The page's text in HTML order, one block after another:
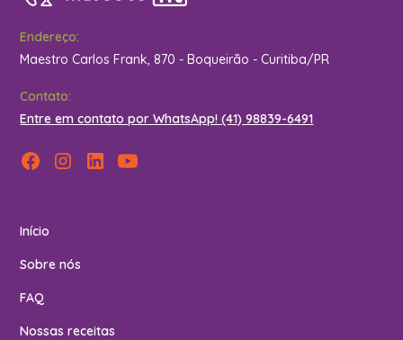
Endereço:
Maestro Carlos Frank, 870 - Boqueirão - Curitiba/PR
Contato:
Entre em contato por WhatsApp! (41) 98839-6491
Início
Sobre nós
FAQ
Nossas receitas